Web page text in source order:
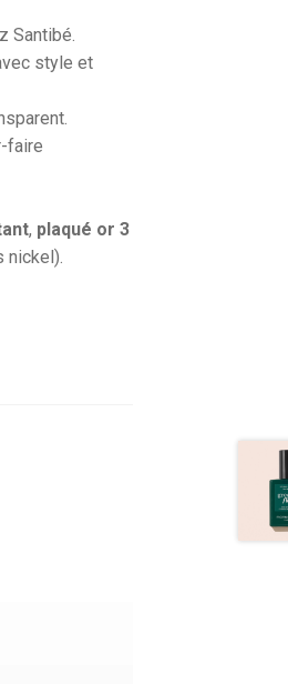
Santibé.
style et
faire
, plaqué or 3
nickel).